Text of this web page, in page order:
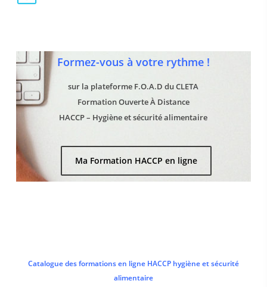
Formez-vous à votre rythme !
sur la plateforme F.O.A.D du CLETA
Formation Ouverte À Distance
HACCP – Hygiène et sécurité alimentaire
Ma Formation HACCP en ligne
Catalogue des formations en ligne HACCP hygiène et sécurité
alimentaire